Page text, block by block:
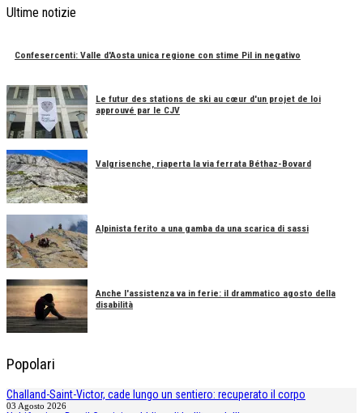
Ultime notizie
Confesercenti: Valle d'Aosta unica regione con stime Pil in negativo
Le futur des stations de ski au cœur d'un projet de loi
approuvé par le CJV
Valgrisenche, riaperta la via ferrata Béthaz-Bovard
Alpinista ferito a una gamba da una scarica di sassi
Anche l'assistenza va in ferie: il drammatico agosto della
disabilità
Popolari
Challand-Saint-Victor, cade lungo un sentiero: recuperato il corpo
03 Agosto 2026